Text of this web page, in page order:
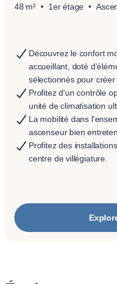
48 m² 1er étage
Découvrez le confort
accueillant, doté
sélectionnés pour
Profitez d'un contrôle
unité de climatisation
La mobilité dans
ascenseur bien
Profitez des
centre de villégiature.